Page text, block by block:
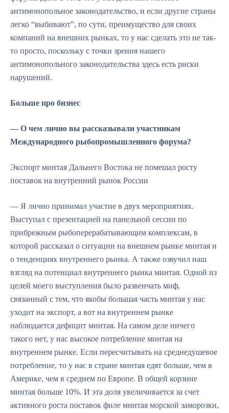
антимонопольное законодательство, и если другие страны
легко “выбивают”, по сути, преимущество для своих
компаний на внешних рынках, то у нас сделать это не так-
то просто, поскольку с точки зрения нашего
антимонопольного законодательства здесь есть риски
нарушений.
Больше про бизнес
— О чем лично вы рассказывали участникам
Международного рыбопромышленного форума?
Экспорт минтая Дальнего Востока не помешал росту
поставок на внутренний рынок России
— Я лично принимал участие в двух мероприятиях.
Выступал с презентацией на панельной сессии по
прибрежным рыбоперерабатывающим комплексам, в
которой рассказал о ситуации на внешнем рынке минтая и
о тенденциях внутреннего рынка. А также озвучил наш
взгляд на потенциал внутреннего рынка минтая. Одной из
целей моего выступления было развенчать миф,
связанный с тем, что якобы большая часть минтая у нас
уходит на экспорт, а вот на внутреннем рынке
наблюдается дефицит минтая. На самом деле ничего
такого нет, у нас высокое потребление минтая на
внутреннем рынке. Если пересчитывать на среднедушевое
потребление, то у нас в стране минтая едят больше, чем в
Америке, чем в среднем по Европе. В общей корзине
минтая больше 10%. И эта доля увеличивается за счет
активного роста поставок филе минтая морской заморозки,